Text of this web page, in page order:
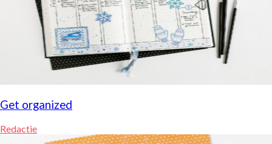
Get organized
Redactie